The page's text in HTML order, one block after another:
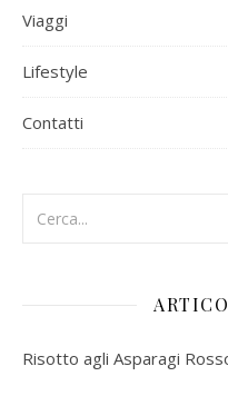
Viaggi
Lifestyle
Contatti
Risotto agli Asparagi